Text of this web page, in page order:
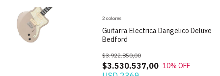
Guitarra Electrica Dangelico Deluxe
Bedford
$3.530.537,00
$3.922.850,00
10% OFF
2 colores